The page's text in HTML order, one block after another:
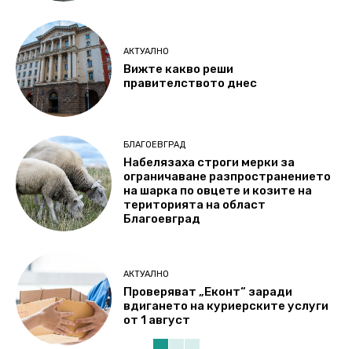
АКТУАЛНО
Вижте какво реши
правителството днес
БЛАГОЕВГРАД
Набелязаха строги мерки за
ограничаване разпространението
на шарка по овцете и козите на
територията на област
Благоевград
АКТУАЛНО
Проверяват „Еконт“ заради
вдигането на куриерските услуги
от 1 август